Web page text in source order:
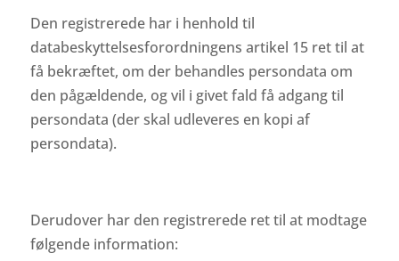
Den registrerede har i henhold til
databeskyttelsesforordningens artikel 15 ret til at
få bekræftet, om der behandles persondata om
den pågældende, og vil i givet fald få adgang til
persondata (der skal udleveres en kopi af
persondata).
Derudover har den registrerede ret til at modtage
følgende information: